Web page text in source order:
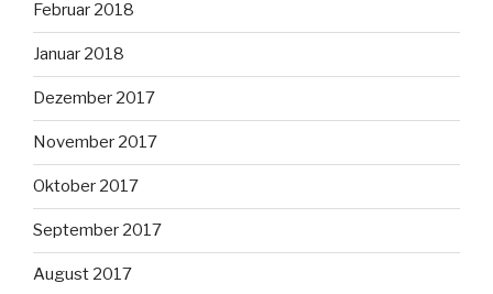
Februar 2018
Januar 2018
Dezember 2017
November 2017
Oktober 2017
September 2017
August 2017